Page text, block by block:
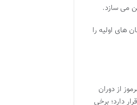
می سازد.
های اولیه را
از دوران
دارد؛ برخی